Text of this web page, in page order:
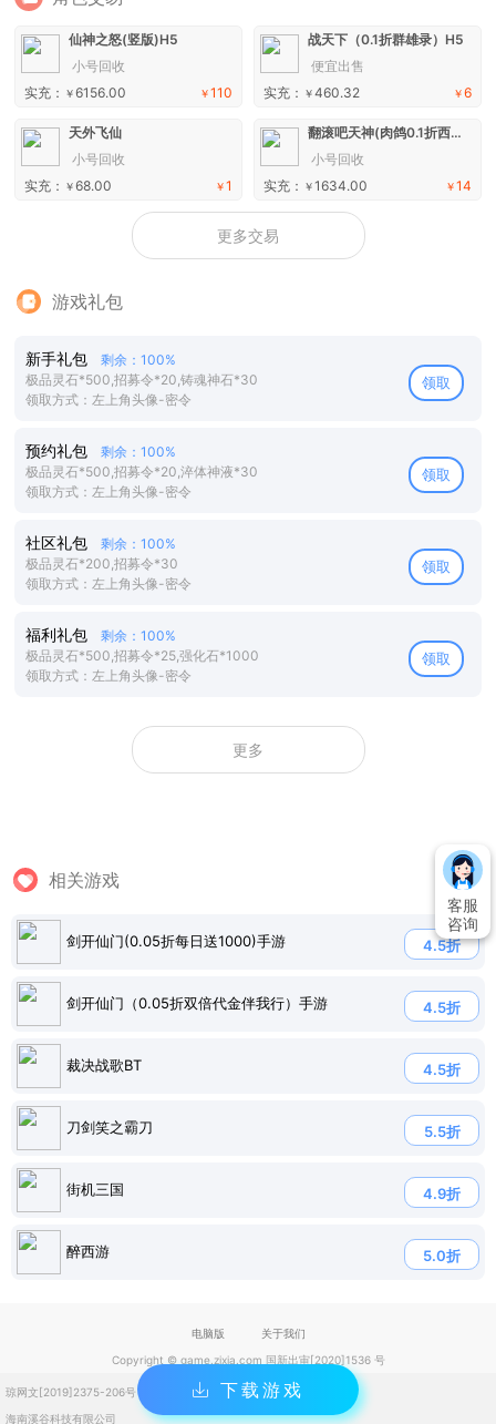
仙神之怒(竖版)H5
小号回收
￥110
实充： ￥6156.00
战天下（0.1折群雄录）H5
便宜出售
￥6
实充： ￥460.32
天外飞仙
小号回收
￥1
实充： ￥68.00
翻滚吧天神(肉鸽0.1折西游塔防)H5
小号回收
￥14
实充： ￥1634.00
更多交易
游戏礼包
新手礼包
剩余：100%
极品灵石*500,招募令*20,铸魂神石*30
领取方式：左上角头像-密令
领取
预约礼包
剩余：100%
极品灵石*500,招募令*20,淬体神液*30
领取方式：左上角头像-密令
领取
社区礼包
剩余：100%
极品灵石*200,招募令*30
领取方式：左上角头像-密令
领取
福利礼包
剩余：100%
极品灵石*500,招募令*25,强化石*1000
领取方式：左上角头像-密令
领取
更多
相关游戏
剑开仙门(0.05折每日送1000)手游 4.5折
剑开仙门（0.05折双倍代金伴我行）手游 4.5折
裁决战歌BT 4.5折
刀剑笑之霸刀 5.5折
街机三国 4.9折
醉西游 5.0折
下载游戏
客服
咨询
电脑版
关于我们
Copyright © game.zixia.com 国新出审[2020]1536 号
琼网文[2019]2375-206号
琼ICP备2023004832号
海南溪谷科技有限公司